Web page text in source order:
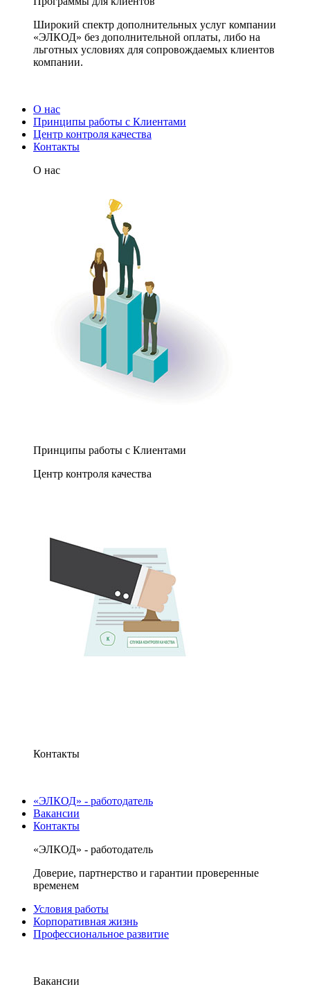
Широкий спектр дополнительных услуг компании
«ЭЛКОД» без дополнительной оплаты, либо на
льготных условиях для сопровождаемых клиентов
компании.
О нас
Принципы работы с Клиентами
Центр контроля качества
Контакты
О нас
Принципы работы с Клиентами
Центр контроля качества
Контакты
«ЭЛКОД» - работодатель
Вакансии
Контакты
«ЭЛКОД» - работодатель
Доверие, партнерство и гарантии проверенные
временем
Условия работы
Корпоративная жизнь
Профессиональное развитие
Вакансии